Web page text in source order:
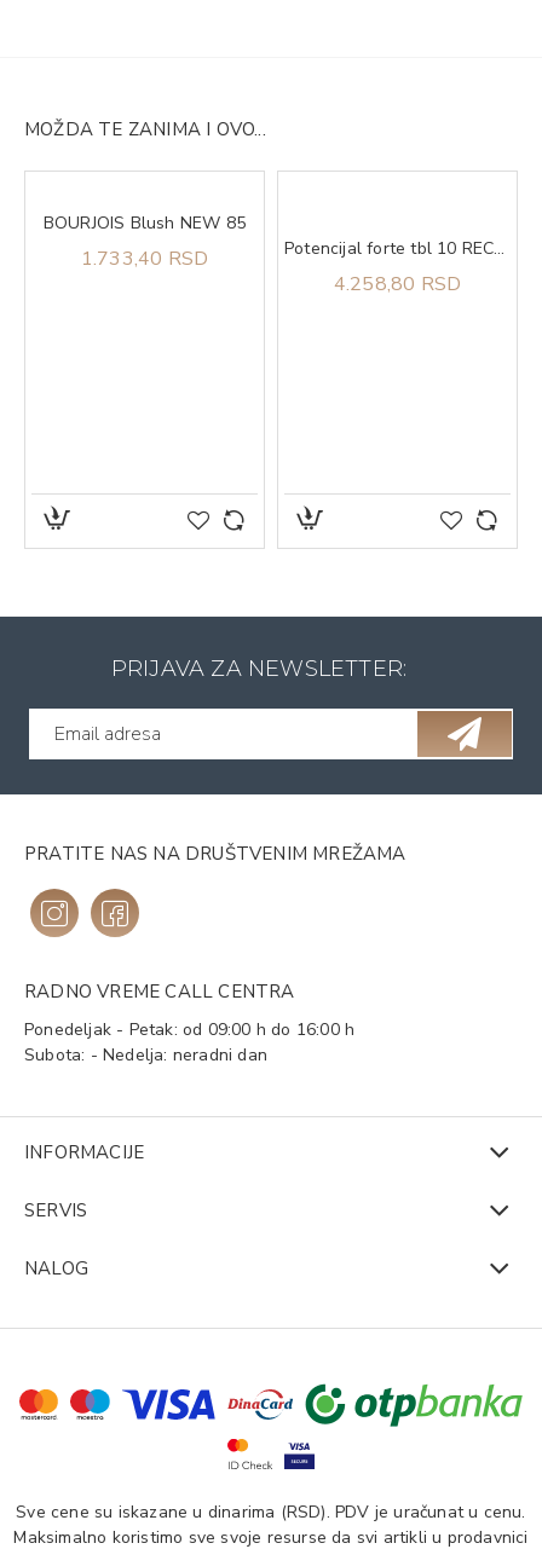
MOŽDA TE ZANIMA I OVO...
BOURJOIS Blush NEW 85
1.733,40 RSD Potencijal forte tbl 10 RECYS MEDICAL
4.258,80 RSD
PRIJAVA ZA NEWSLETTER:
PRATITE NAS NA DRUŠTVENIM MREŽAMA
RADNO VREME CALL CENTRA
Ponedeljak - Petak: od 09:00 h do 16:00 h
Subota: - Nedelja: neradni dan
INFORMACIJE
SERVIS
NALOG
Sve cene su iskazane u dinarima (RSD). PDV je uračunat u cenu.
Maksimalno koristimo sve svoje resurse da svi artikli u prodavnici